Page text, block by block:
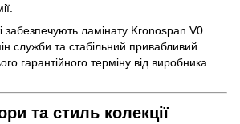
забезпечують ламінату Kronospan V0
служби та стабільний привабливий
гарантійного терміну від виробника
та стиль колекції